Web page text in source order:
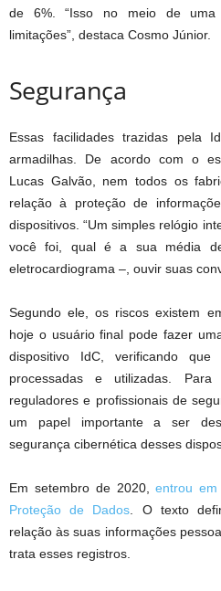
de 6%. “Isso no meio de
limitações”, destaca Cosmo Júnior.
Segurança
Essas facilidades trazidas pela
armadilhas. De acordo com o
Lucas Galvão, nem todos os
relação à proteção de
dispositivos. “Um simples relógio
você foi, qual é a sua média
eletrocardiograma –, ouvir suas
Segundo ele, os riscos existem
hoje o usuário final pode fazer
dispositivo IdC, verificando
processadas e utilizadas. Para
reguladores e profissionais de
um papel importante a ser
segurança cibernética desses
Em setembro de 2020,entrou em
Proteção de Dados . O texto
relação às suas informações
trata esses registros.